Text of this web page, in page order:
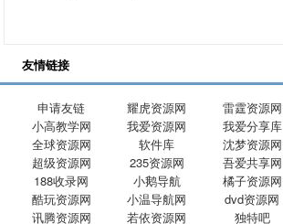
友情链接
申请友链 耀虎资源网 雷霆资源网
小高教学网
我爱资源网 我爱分享库
全球资源网
软件库 沈梦资源网
超级资源网
235资源网 吾爱共享网
188收录网
小鹅导航 橘子资源网
酷玩资源网
小温导航网 dvd资源网
讯腾资源网
若依资源网 独特吧